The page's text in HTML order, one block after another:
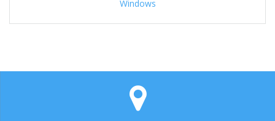
Windows